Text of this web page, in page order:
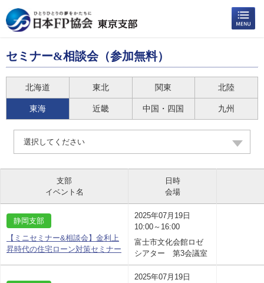
セミナー&相談会（参加無料）
北海道 東北 関東 北陸
東海 近畿 中国・四国 九州
選択してください
支部
イベント名
日時
会場
静岡支部
【ミニセミナー&相談会】金利上
昇時代の住宅ローン対策セミナー
2025年07月19日
10:00～16:00
富士市文化会館ロゼ
シアター 第3会議室
2025年07月19日